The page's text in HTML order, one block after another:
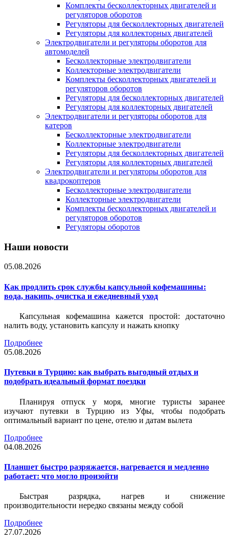
Комплекты бесколлекторных двигателей и
регуляторов оборотов
Регуляторы для бесколлекторных двигателей
Регуляторы для коллекторных двигателей
Электродвигатели и регуляторы оборотов для
автомоделей
Бесколлекторные электродвигатели
Коллекторные электродвигатели
Комплекты бесколлекторных двигателей и
регуляторов оборотов
Регуляторы для бесколлекторных двигателей
Регуляторы для коллекторных двигателей
Электродвигатели и регуляторы оборотов для
катеров
Бесколлекторные электродвигатели
Коллекторные электродвигатели
Регуляторы для бесколлекторных двигателей
Регуляторы для коллекторных двигателей
Электродвигатели и регуляторы оборотов для
квадрокоптеров
Бесколлекторные электродвигатели
Коллекторные электродвигатели
Комплекты бесколлекторных двигателей и
регуляторов оборотов
Регуляторы оборотов
Наши новости
05.08.2026
Как продлить срок службы капсульной кофемашины:
вода, накипь, очистка и ежедневный уход
Капсульная кофемашина кажется простой: достаточно
налить воду, установить капсулу и нажать кнопку
Подробнее
05.08.2026
Путевки в Турцию: как выбрать выгодный отдых и
подобрать идеальный формат поездки
Планируя отпуск у моря, многие туристы заранее
изучают путевки в Турцию из Уфы, чтобы подобрать
оптимальный вариант по цене, отелю и датам вылета
Подробнее
04.08.2026
Планшет быстро разряжается, нагревается и медленно
работает: что могло произойти
Быстрая разрядка, нагрев и снижение
производительности нередко связаны между собой
Подробнее
27.07.2026